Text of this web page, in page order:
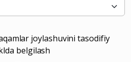
joylashuvini tasodifiy
belgilash